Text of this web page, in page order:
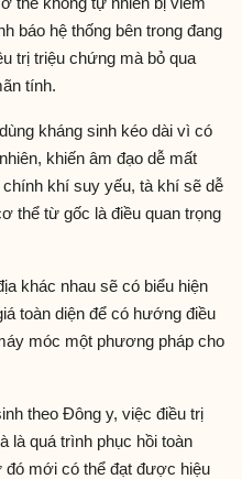
báo hệ thống bên trong đang
trị triệu chứng mà bỏ qua
tính.
kháng sinh kéo dài vì có
khiến âm đạo dễ mất
khí suy yếu, tà khí sẽ dễ
thể từ gốc là điều quan trọng
khác nhau sẽ có biểu hiện
toàn diện để có hướng điều
móc một phương pháp cho
theo Đông y, việc điều trị
là quá trình phục hồi toàn
đó mới có thể đạt được hiệu